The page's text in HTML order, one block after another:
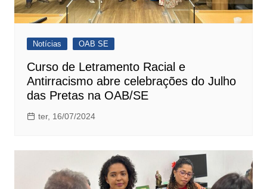
Notícias OAB SE
Curso de Letramento Racial e
Antirracismo abre celebrações do Julho
das Pretas na OAB/SE
ter, 16/07/2024